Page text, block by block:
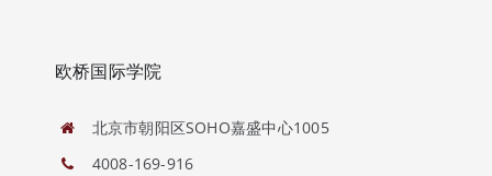
欧桥国际学院
北京市朝阳区SOHO嘉盛中心1005
4008-169-916